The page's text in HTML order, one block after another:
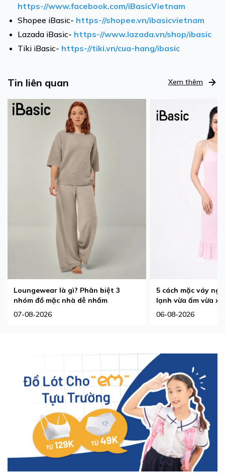
https-//www.facebook.com/iBasicVietnam
Shopee iBasic- https-//shopee.vn/ibasicvietnam
Lazada iBasic- https-//www.lazada.vn/shop/ibasic
Tiki iBasic- https-//tiki.vn/cua-hang/ibasic
Tin liên quan Xem thêm
Loungewear là gì? Phân biệt 3
nhóm đồ mặc nhà dễ nhầm
07-08-2026
5 cách mặc váy
lạnh vừa ấm vừa
06-08-2026